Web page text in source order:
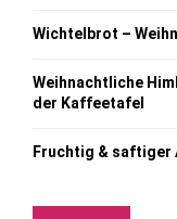
Wichtelbrot –
Weihnachtliche
der Kaffeetafel
Fruchtig & saftiger